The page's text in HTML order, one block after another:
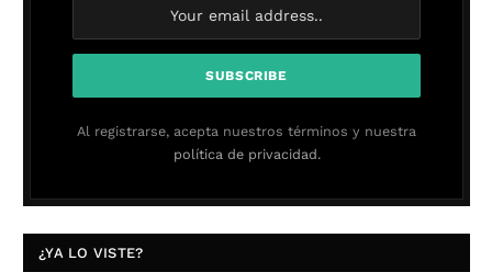
Al registrarse, acepta nuestros términos y nuestra
política de privacidad.
¿YA LO VISTE?